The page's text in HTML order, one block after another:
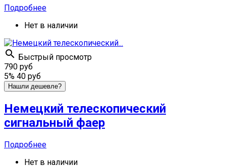
Подробнее
Нет в наличии
 Быстрый просмотр
790 руб
5% 40 руб
Нашли дешевле?
Немецкий телескопический
сигнальный фаер
Подробнее
Нет в наличии